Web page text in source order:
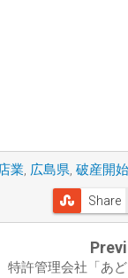
業, 広島県, 破産開
Share
特許管理会社「あど